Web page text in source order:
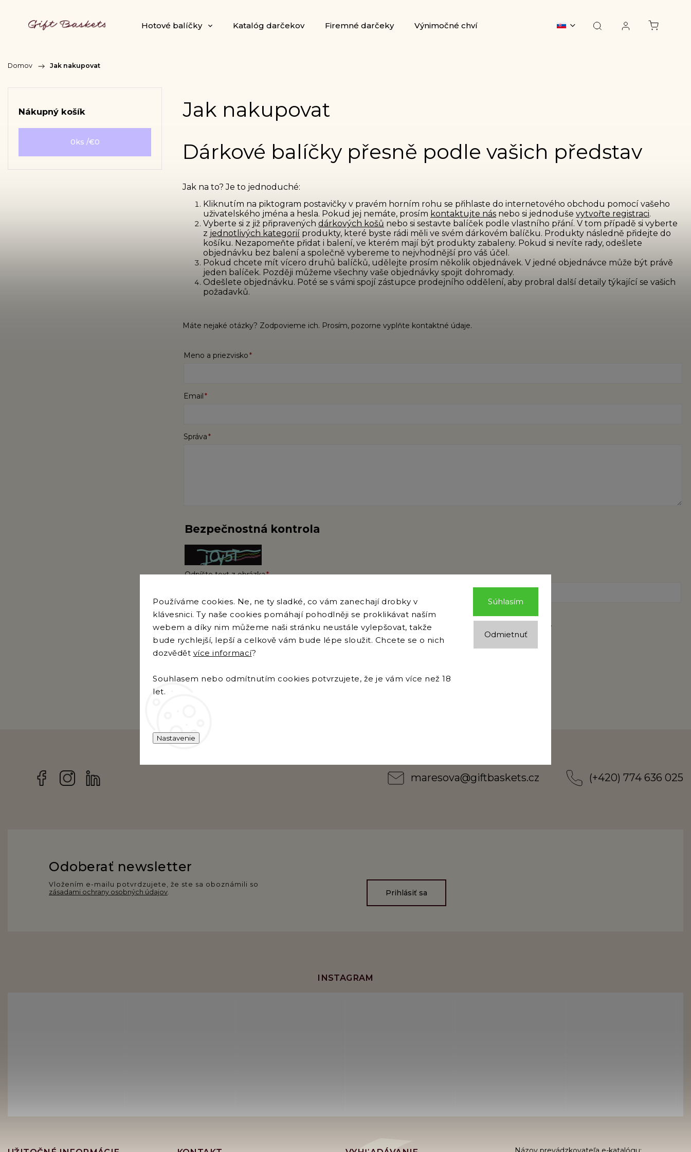
Používáme cookies. Ne, ne ty sladké, co vám zanechají drobky v
klávesnici. Ty naše cookies pomáhají pohodlněji se proklikávat naším
webem a díky nim můžeme naši stránku neustále vylepšovat, takže
bude rychlejší, lepší a celkově vám bude lépe sloužit. Chcete se o nich
dozvědět více informací?
Souhlasem nebo odmítnutím cookies potvrzujete, že je vám více než 18
let.
Nastavenie
Odmietnuť
Súhlasím
Hotové balíčky Katalóg darčekov Firemné darčeky Výnimočné chvíle Kontakty
Domov / Jak nakupovat
Nákupný košík
0ks /€0
Jak nakupovat
Dárkové balíčky přesně podle vašich představ
Jak na to? Je to jednoduché:
Kliknutím na piktogram postavičky v pravém horním rohu se přihlaste do internetového obchodu pomocí vašeho
uživatelského jména a hesla. Pokud jej nemáte, prosím kontaktujte nás nebo si jednoduše vytvořte registraci.
Vyberte si z již připravených dárkových košů nebo si sestavte balíček podle vlastního přání. V tom případě si vyberte
z jednotlivých kategorií produkty, které byste rádi měli ve svém dárkovém balíčku. Produkty následně přidejte do
košíku. Nezapomeňte přidat i balení, ve kterém mají být produkty zabaleny. Pokud si nevíte rady, odešlete
objednávku bez balení a společně vybereme to nejvhodnější pro váš účel.
Pokud chcete mít vícero druhů balíčků, udělejte prosím několik objednávek. V jedné objednávce může být právě
jeden balíček. Později můžeme všechny vaše objednávky spojit dohromady.
Odešlete objednávku. Poté se s vámi spojí zástupce prodejního oddělení, aby probral další detaily týkající se vašich
požadavků.
Máte nejaké otázky? Zodpovieme ich. Prosím, pozorne vyplňte kontaktné údaje.
Meno a priezvisko
Email
Správa
Bezpečnostná kontrola
Odpíšte text z obrázka
Vložením a odoslaním správy potvrdzujete, že ste sa oboznámili sozásadami ochrany osobných údajov .
Odoslať
FacebookInstagram maresova@giftbaskets.cz (+420) 774 636 025
Odoberať newsletter
Vložením e-mailu potvrdzujete, že ste sa oboznámili so
zásadami ochrany osobných údajov
Prihlásiť sa
INSTAGRAM